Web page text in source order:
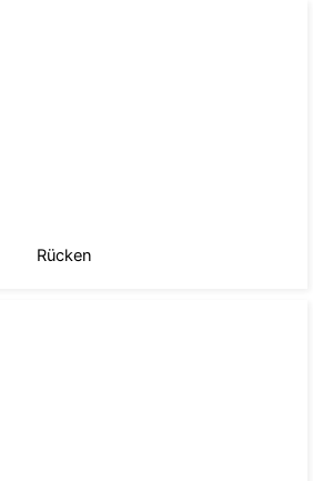
Rücken